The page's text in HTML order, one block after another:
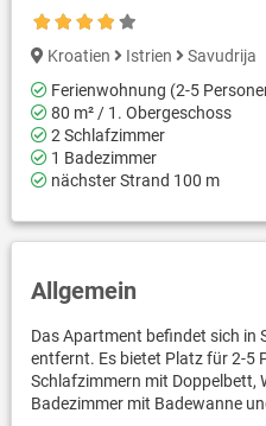
Kroatien Istrien
Savudrija
Ferienwohnung (2-5
80 m² / 1. Obergeschoss
2 Schlafzimmer
1 Badezimmer
nächster Strand 100 m
Allgemein
Das Apartment befindet sich in
entfernt. Es bietet Platz für 2-5
Schlafzimmern mit Doppelbett,
Badezimmer mit Badewanne